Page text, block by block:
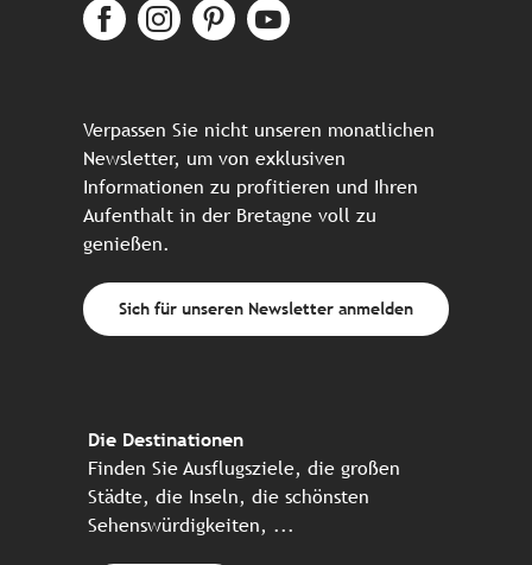
Verpassen Sie nicht unseren monatlichen
Newsletter, um von exklusiven
Informationen zu profitieren und Ihren
Aufenthalt in der Bretagne voll zu
genießen.
Sich für unseren Newsletter anmelden
Die Destinationen
Finden Sie Ausflugsziele, die großen
Städte, die Inseln, die schönsten
Sehenswürdigkeiten, ...